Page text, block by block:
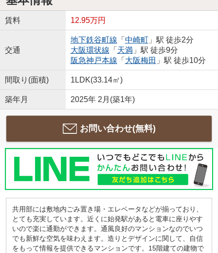
賃料 12.95万円
交通
地下鉄谷町線 「 中崎町」駅 徒歩2分
大阪環状線 「 天満」駅 徒歩9分
阪急神戸本線 「 大阪梅田 」駅 徒歩10分
間取り(面積) 1LDK(33.14㎡)
築年月 2025年 2月(築1年)
お問い合わせ(無料)
共用部には敷地内ごみ置き場・エレベータなどが揃っており、
とても充実しています。近くに始発駅があると電車に座りやす
いので楽に通勤ができます。通風良好のマンションなのでいつ
でも新鮮な空気を味わえます。造りとデザインに関して、自信
をもって情報を提供できるマンションです。15階建ての建物で